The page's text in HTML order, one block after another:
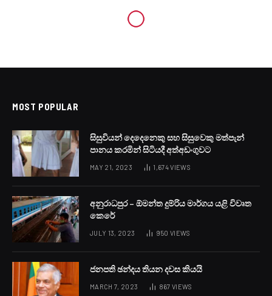
විදේශගත ශ්‍රමිකයින්ට ලබාදෙන